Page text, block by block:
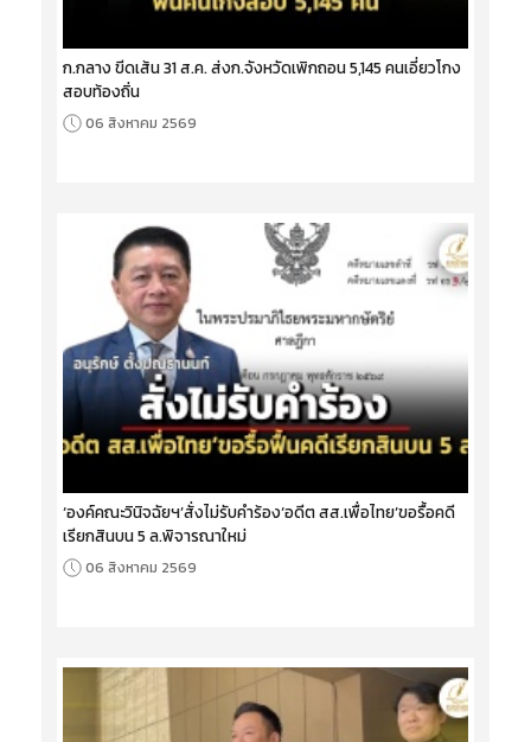
ก.กลาง ขีดเส้น 31 ส.ค. ส่งก.จังหวัดเพิกถอน 5,145 คนเอี่ยวโกง
สอบท้องถิ่น
06 สิงหาคม 2569
‘องค์คณะวินิจฉัยฯ’สั่งไม่รับคำร้อง‘อดีต สส.เพื่อไทย’ขอรื้อคดี
เรียกสินบน 5 ล.พิจารณาใหม่
06 สิงหาคม 2569